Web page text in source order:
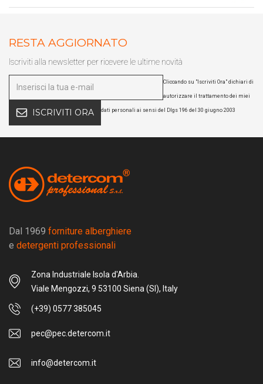
RESTA AGGIORNATO
Iscriviti alla newsletter per ricevere le ultime novità
ISCRIVITI ORA
Cliccando su "Iscriviti Ora" dichiari di
autorizzare il trattamento dei miei
dati personali ai sensi del Dlgs 196 del 30 giugno 2003
Dal 1969 forniture alberghiere
e detergenti professionali
Zona Industriale Isola d'Arbia.
Viale Mengozzi, 9 53100 Siena (SI), Italy
(+39) 0577 385045
pec@pec.detercom.it
info@detercom.it